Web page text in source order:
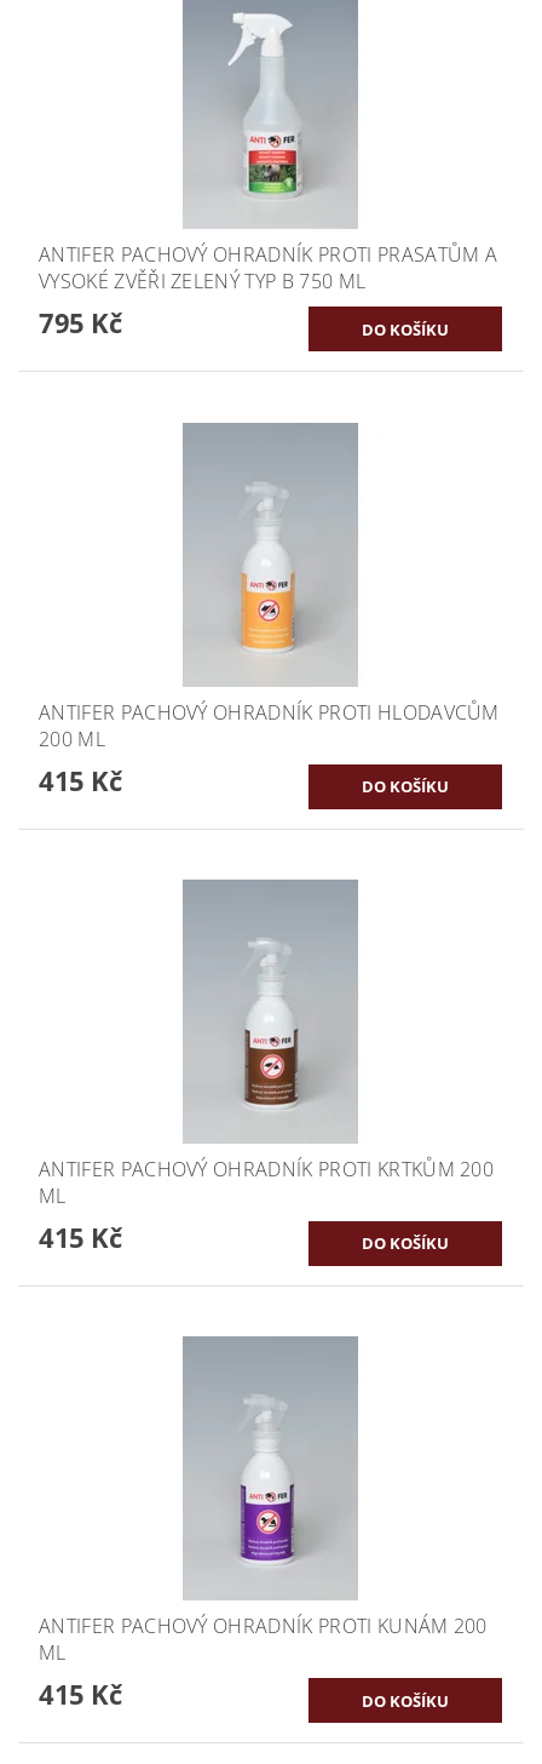
ANTIFER PACHOVÝ OHRADNÍK PROTI PRASATŮM A
VYSOKÉ ZVĚŘI ZELENÝ TYP B 750 ML
795 Kč
ANTIFER PACHOVÝ OHRADNÍK PROTI HLODAVCŮM
200 ML
415 Kč
ANTIFER PACHOVÝ OHRADNÍK PROTI KRTKŮM 200
ML
415 Kč
ANTIFER PACHOVÝ OHRADNÍK PROTI KUNÁM 200
ML
415 Kč